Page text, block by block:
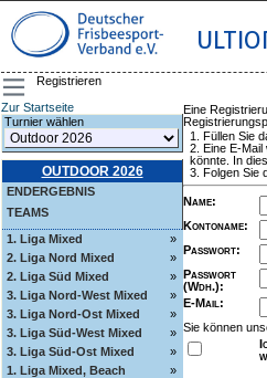
Registrieren
Zur Startseite
Turnier wählen
OUTDOOR 2026
ENDERGEBNIS
TEAMS
1. Liga Mixed
»
2. Liga Nord Mixed
»
2. Liga Süd Mixed
»
3. Liga Nord-West Mixed
»
3. Liga Nord-Ost Mixed
»
3. Liga Süd-West Mixed
»
3. Liga Süd-Ost Mixed
»
1. Liga Mixed, Beach
»
Eine
Füllen Sie
Eine E-
könnte. In
Folgen Sie
Name:
Kontoname:
Passwort:
Passwort
(Wdh.):
E-Mail :
Sie können